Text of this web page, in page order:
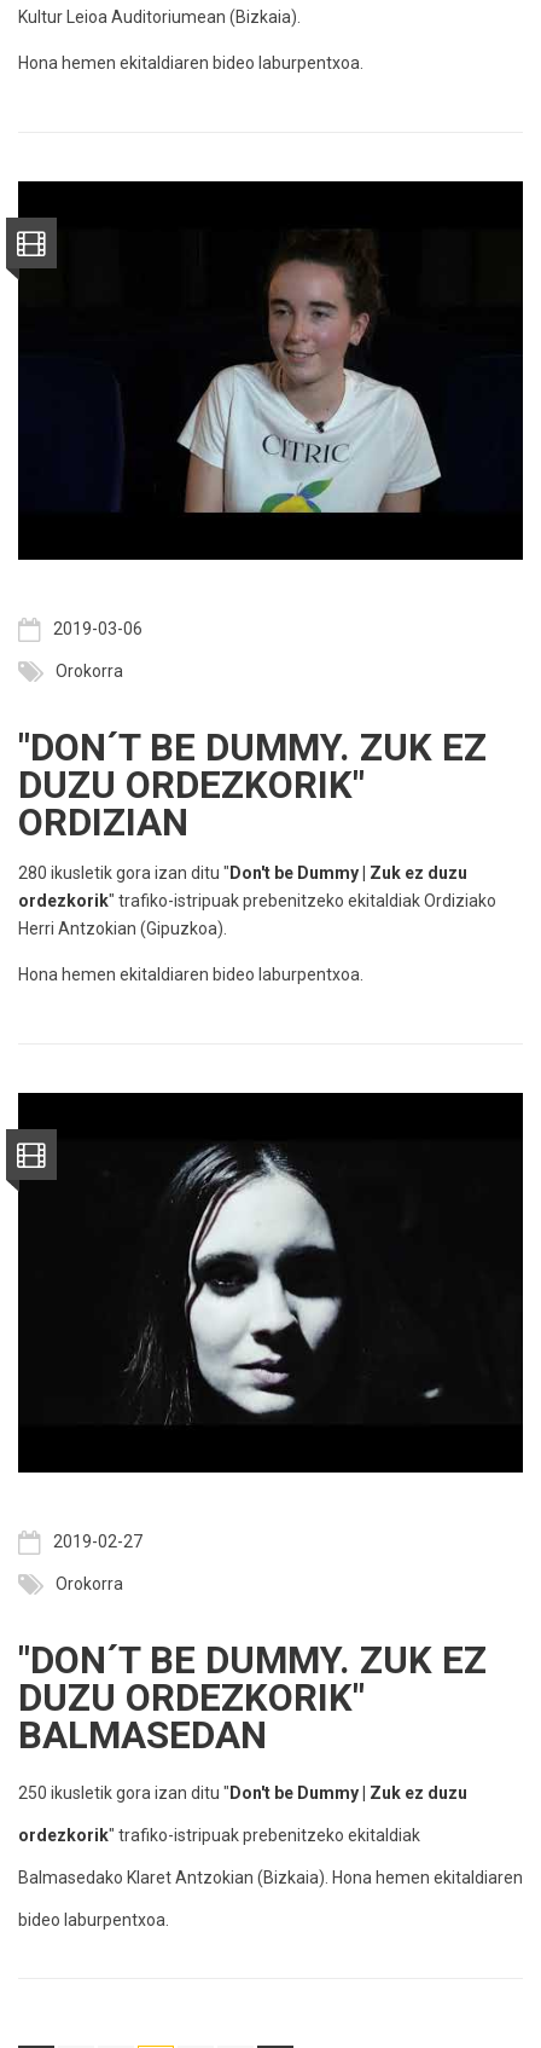
Kultur Leioa Auditoriumean (Bizkaia).
Hona hemen ekitaldiaren bideo laburpentxoa.
2019-03-06
Orokorra
"DON´T BE DUMMY. ZUK EZ
DUZU ORDEZKORIK"
ORDIZIAN
280 ikusletik gora izan ditu " Don't be Dummy | Zuk ez duzu
ordezkorik" trafiko-istripuak prebenitzeko ekitaldiak Ordiziako
Herri Antzokian (Gipuzkoa).
Hona hemen ekitaldiaren bideo laburpentxoa.
2019-02-27
Orokorra
"DON´T BE DUMMY. ZUK EZ
DUZU ORDEZKORIK"
BALMASEDAN
250 ikusletik gora izan ditu "Don't be Dummy | Zuk ez duzu
ordezkorik" trafiko-istripuak prebenitzeko ekitaldiak
Balmasedako Klaret Antzokian (Bizkaia). Hona hemen ekitaldiaren
bideo laburpentxoa.